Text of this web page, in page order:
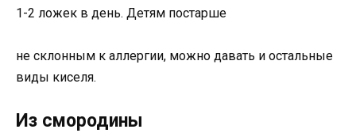
1-2 ложек в день. Детям постарше
не склонным к аллергии, можно давать и остальные
виды киселя.
Из смородины